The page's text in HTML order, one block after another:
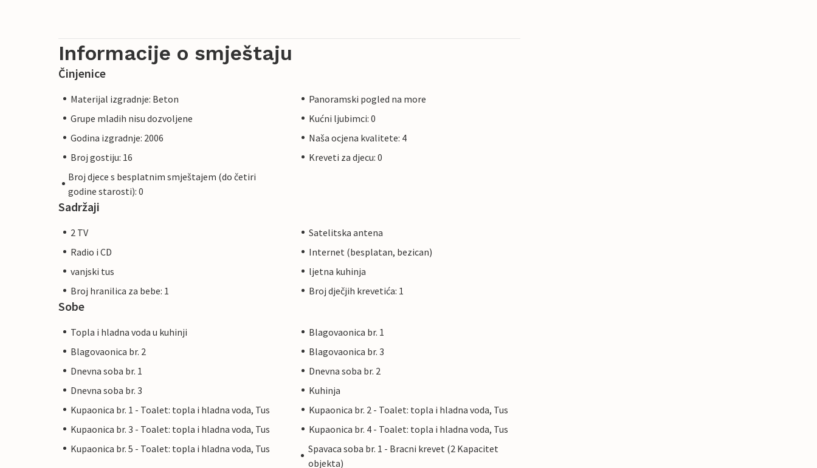
Informacije o smještaju
Činjenice
Materijal izgradnje: Beton
Panoramski pogled na more
Grupe mladih nisu dozvoljene
Kućni ljubimci: 0
Godina izgradnje: 2006
Naša ocjena kvalitete: 4
Broj gostiju: 16
Kreveti za djecu: 0
Broj djece s besplatnim smještajem (do četiri
godine starosti): 0
Sadržaji
2 TV
Satelitska antena
Radio i CD
Internet (besplatan, bezican)
vanjski tus
ljetna kuhinja
Broj hranilica za bebe: 1
Broj dječjih krevetića: 1
Sobe
Topla i hladna voda u kuhinji
Blagovaonica br. 1
Blagovaonica br. 2
Blagovaonica br. 3
Dnevna soba br. 1
Dnevna soba br. 2
Dnevna soba br. 3
Kuhinja
Kupaonica br. 1 - Toalet: topla i hladna voda, Tus
Kupaonica br. 2 - Toalet: topla i hladna voda, Tus
Kupaonica br. 3 - Toalet: topla i hladna voda, Tus
Kupaonica br. 4 - Toalet: topla i hladna voda, Tus
Kupaonica br. 5 - Toalet: topla i hladna voda, Tus
Spavaca soba br. 1 - Bracni krevet (2 Kapacitet
objekta)